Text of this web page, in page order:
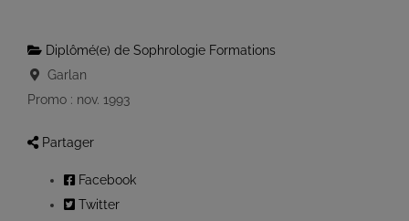
Diplômé(e) de Sophrologie Formations
Garlan
Promo : nov. 1993
Partager
Facebook
Twitter